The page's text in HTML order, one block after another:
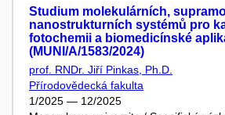
Studium molekulárních,
nanostrukturních systémů pro
fotochemii a biomedicínské
(MUNI/A/1583/2024)
prof. RNDr. Jiří Pinkas, Ph.D.
Přírodovědecká fakulta
1/2025 — 12/2025